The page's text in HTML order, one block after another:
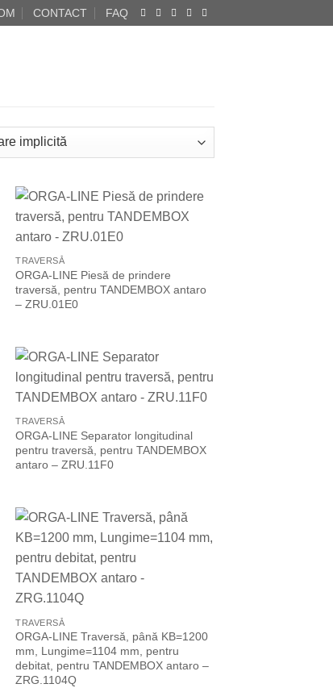
CONTACT FAQ
TRAVERSĂ
ORGA-LINE Piesă de prindere
traversă, pentru TANDEMBOX antaro
– ZRU.01E0
Add to
Wishlist
TRAVERSĂ
ORGA-LINE Separator longitudinal
pentru traversă, pentru TANDEMBOX
antaro – ZRU.11F0
TRAVERSĂ
ORGA-LINE Traversă, până KB=1200
mm, Lungime=1104 mm, pentru
debitat, pentru TANDEMBOX antaro –
ZRG.1104Q